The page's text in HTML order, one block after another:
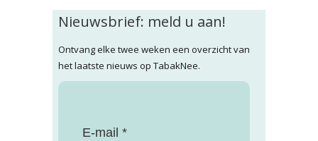
Nieuwsbrief: meld u aan!
Ontvang elke twee weken een overzicht van
het laatste nieuws op TabakNee.
E-mail *